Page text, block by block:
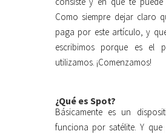
Como siempre dejar claro
paga por este artículo, y
escribimos porque es el
utilizamos. ¡Comenzamos!
¿Qué es Spot?
Básicamente es un
funciona por satélite. Y que